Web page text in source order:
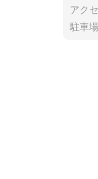
アク
駐車場